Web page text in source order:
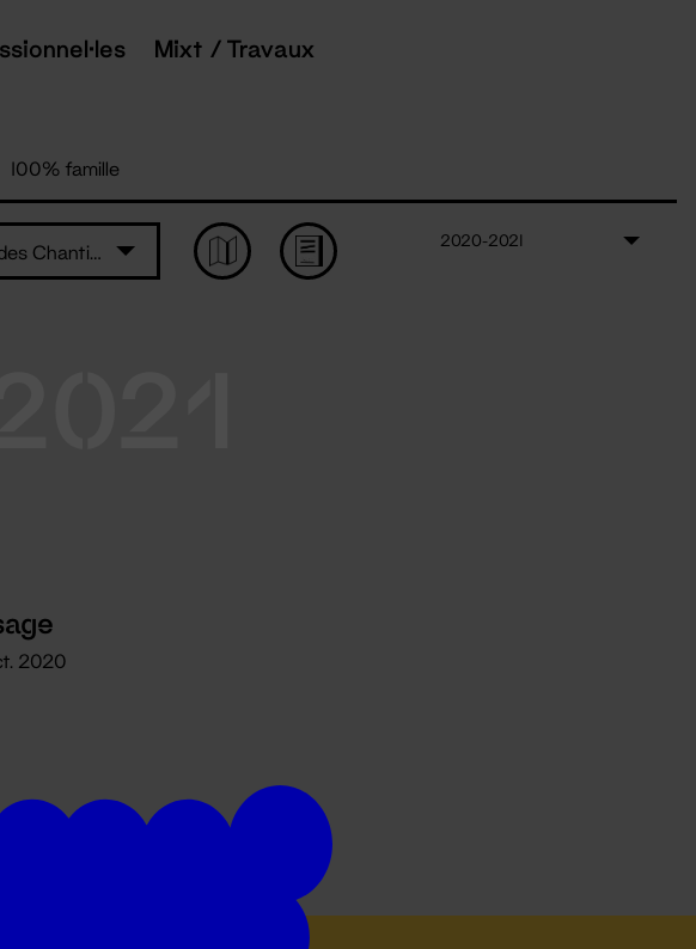
Mixt / Travaux
100% famille
Parc des Chantiers — Île de Nantes
2020-2021
2020